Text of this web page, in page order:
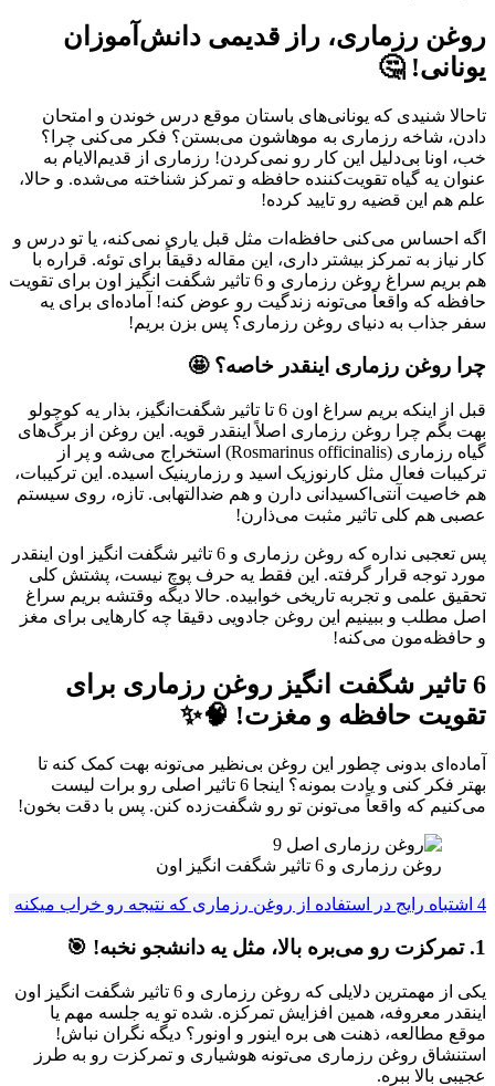
روغن رزماری، راز قدیمی دانش‌آموزان
یونانی! 🤔
تاحالا شنیدی که یونانی‌های باستان موقع درس خوندن و امتحان
دادن، شاخه رزماری به موهاشون می‌بستن؟ فکر می‌کنی چرا؟
خب، اونا بی‌دلیل این کار رو نمی‌کردن! رزماری از قدیم‌الایام به
عنوان یه گیاه تقویت‌کننده حافظه و تمرکز شناخته می‌شده. و حالا،
علم هم این قضیه رو تایید کرده!
اگه احساس می‌کنی حافظه‌ات مثل قبل یاری نمی‌کنه، یا تو درس و
کار نیاز به تمرکز بیشتر داری، این مقاله دقیقاً برای توئه. قراره با
هم بریم سراغ روغن رزماری و 6 تاثیر شگفت انگیز اون برای تقویت
حافظه که واقعاً می‌تونه زندگیت رو عوض کنه! آماده‌ای برای یه
سفر جذاب به دنیای روغن رزماری؟ پس بزن بریم!
چرا روغن رزماری اینقدر خاصه؟ 🤩
قبل از اینکه بریم سراغ اون 6 تا تاثیر شگفت‌انگیز، بذار یه کوچولو
بهت بگم چرا روغن رزماری اصلاً اینقدر قویه. این روغن از برگ‌های
گیاه رزماری (Rosmarinus officinalis) استخراج می‌شه و پر از
ترکیبات فعال مثل کارنوزیک اسید و رزمارینیک اسیده. این ترکیبات،
هم خاصیت آنتی‌اکسیدانی دارن و هم ضدالتهابی. تازه، روی سیستم
عصبی هم کلی تاثیر مثبت می‌ذارن!
پس تعجبی نداره که روغن رزماری و 6 تاثیر شگفت انگیز اون اینقدر
مورد توجه قرار گرفته. این فقط یه حرف پوچ نیست، پشتش کلی
تحقیق علمی و تجربه تاریخی خوابیده. حالا دیگه وقتشه بریم سراغ
اصل مطلب و ببینیم این روغن جادویی دقیقا چه کارهایی برای مغز
و حافظه‌مون می‌کنه!
6 تاثیر شگفت انگیز روغن رزماری برای
تقویت حافظه و مغزت! 🧠✨
آماده‌ای بدونی چطور این روغن بی‌نظیر می‌تونه بهت کمک کنه تا
بهتر فکر کنی و یادت بمونه؟ اینجا 6 تاثیر اصلی رو برات لیست
می‌کنیم که واقعاً می‌تونن تو رو شگفت‌زده کنن. پس با دقت بخون!
روغن رزماری و 6 تاثیر شگفت انگیز اون
4 اشتباه رایج در استفاده از روغن رزماری که نتیجه رو خراب میکنه
1. تمرکزت رو می‌بره بالا، مثل یه دانشجو نخبه! 🎯
یکی از مهمترین دلایلی که روغن رزماری و 6 تاثیر شگفت انگیز اون
اینقدر معروفه، همین افزایش تمرکزه. شده تو یه جلسه مهم یا
موقع مطالعه، ذهنت هی بره اینور و اونور؟ دیگه نگران نباش!
استنشاق روغن رزماری می‌تونه هوشیاری و تمرکزت رو به طرز
عجیبی بالا ببره.